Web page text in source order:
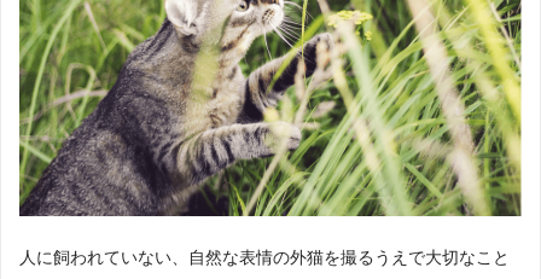
人に飼われていない、自然な表情の外猫を撮るうえで大切なこと